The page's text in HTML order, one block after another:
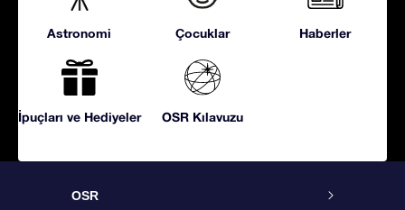
Astronomi Çocuklar Haberler
İpuçları ve Hediyeler OSR Kılavuzu
OSR